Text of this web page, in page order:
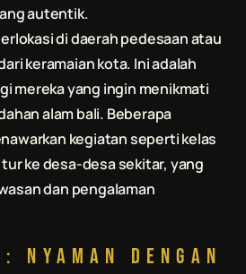
autentik.
di daerah pedesaan atau
keramaian kota. Ini adalah
mereka yang ingin menikmati
alambali. Beberapa
kegiatan seperti kelas
ke desa-desa sekitar, yang
dan pengalaman
Nyaman dengan